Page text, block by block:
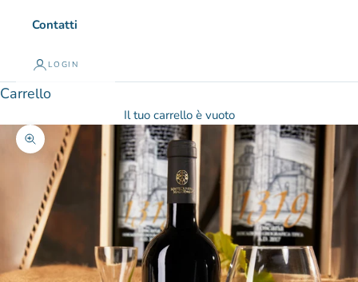
Contatti
LOGIN
Carrello
Il tuo carrello è vuoto
Ingrandisci immagine